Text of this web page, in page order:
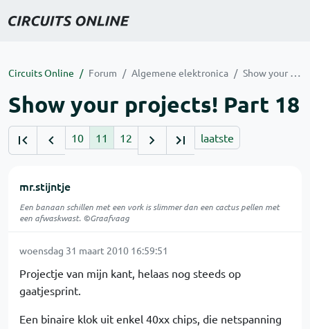
Circuits Online Forum Algemene elektronica Show your projects! Part 18
Show your projects! Part 18
10 11 12 laatste
mr.stijntje
Een banaan schillen met een vork is slimmer dan een cactus pellen met
een afwaskwast. ©Graafvaag
woensdag 31 maart 2010 16:59:51
Projectje van mijn kant, helaas nog steeds op
gaatjesprint.
Een binaire klok uit enkel 40xx chips, die netspanning